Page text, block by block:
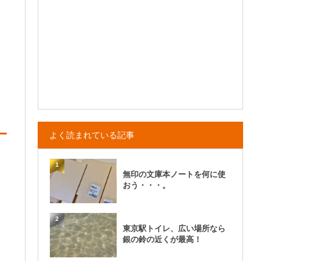
よく読まれている記事
1
無印の文庫本ノートを何に使
おう・・・。
2
東京駅トイレ、広い場所なら
銀の鈴の近くが最高！